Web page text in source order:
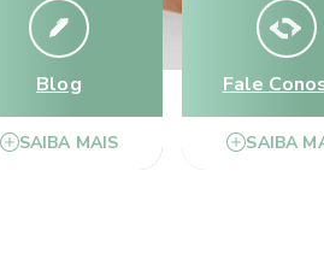
Blog
SAIBA MAIS
Fale
SAIBA